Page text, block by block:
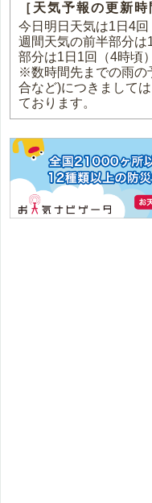
［天気予報の更新時
今日明日天気は1日4回
週間天気の前半部分
部分は1日1回（4時頃
※数時間先までの雨の
合など)につきまして
ております。